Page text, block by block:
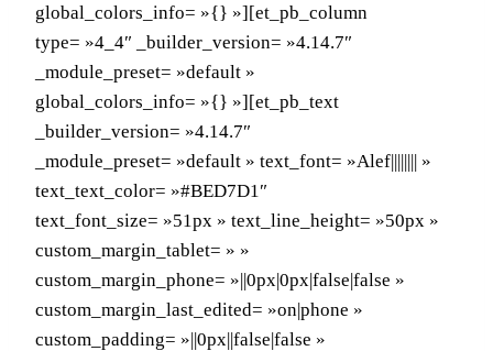
global_colors_info= »{} »][et_pb_column
type= »4_4″ _builder_version= »4.14.7″
_module_preset= »default »
global_colors_info= »{} »][et_pb_text
_builder_version= »4.14.7″
_module_preset= »default » text_font= »Alef|||||||| »
text_text_color= »#BED7D1″
text_font_size= »51px » text_line_height= »50px »
custom_margin_tablet= » »
custom_margin_phone= »||0px|0px|false|false »
custom_margin_last_edited= »on|phone »
custom_padding= »||0px||false|false »